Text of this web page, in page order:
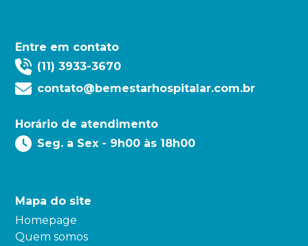
Entre em contato
(11) 3933-3670
contato@bemestarhospitalar.com.br
Horário de atendimento
Seg. a Sex - 9h00 às 18h00
Mapa do site
Homepage
Quem somos